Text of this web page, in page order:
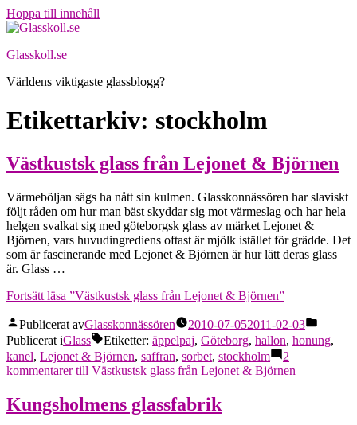
Hoppa till innehåll
Glasskoll.se
Världens viktigaste glassblogg?
Etikettarkiv: stockholm
Västkustsk glass från Lejonet & Björnen
Värmeböljan sägs ha nått sin kulmen. Glasskonnässören har slaviskt
följt råden om hur man bäst skyddar sig mot värmeslag och har hela
helgen svalkat sig med göteborgsk glass av märket Lejonet &
Björnen, vars huvudingrediens oftast är mjölk istället för grädde. Det
som är fascinerande med Lejonet & Björnen är hur lätt deras glass
är. Glass …
Fortsätt läsa ”Västkustsk glass från Lejonet & Björnen”
Publicerat avGlasskonnässören 2010-07-052011-02-03
Publicerat iGlass Etiketter: äppelpaj, Göteborg, hallon, honung,
kanel, Lejonet & Björnen, saffran, sorbet, stockholm
2
kommentarertill Västkustsk glass från Lejonet & Björnen
Kungsholmens glassfabrik